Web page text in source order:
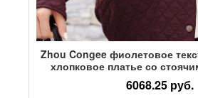
Zhou Congee фиолетовое
хлопковое платье со
весна 26, новое свободное
короткое женское платье с
6068.25 руб.